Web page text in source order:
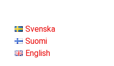
Svenska
Suomi
English